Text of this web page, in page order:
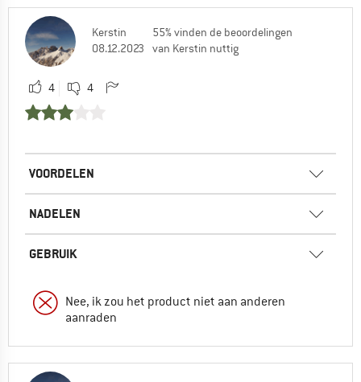
Kerstin
08.12.2023
55% vinden de beoordelingen
van Kerstin nuttig
4 4
VOORDELEN
NADELEN
GEBRUIK
Nee, ik zou het product niet aan anderen
aanraden